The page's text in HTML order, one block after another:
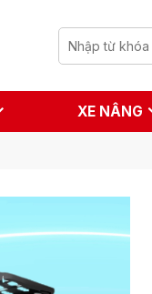
XE NÂNG